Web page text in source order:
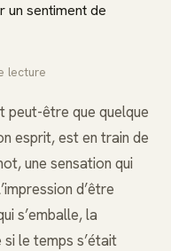
un sentiment de
lecture
peut-être que quelque
esprit, est en train de
une sensation qui
d’être
s’emballe, la
le temps s’était